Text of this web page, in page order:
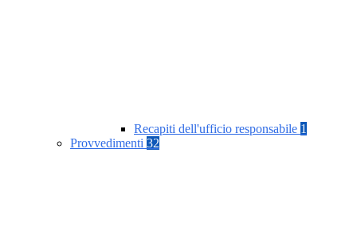
Recapiti dell'ufficio responsabile 1
Provvedimenti 32